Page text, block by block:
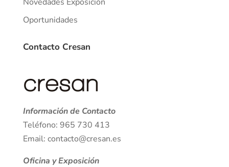
Oportunidades
Contacto Cresan
Información de Contacto
Teléfono: 965 730 413
Email: contacto@cresan.es
Oficina y Exposición